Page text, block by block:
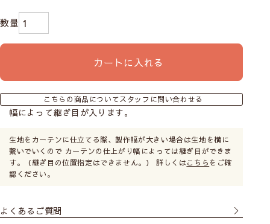
カートに入れる
こちらの商品についてスタッフに問い合わせる
幅によって継ぎ目が入ります。
生地をカーテンに仕立てる際、製作幅が大きい場合は生地を横に
繋いでいくので カーテンの仕上がり幅によっては継ぎ目ができま
す。（継ぎ目の位置指定はできません。） 詳しくはこちら をご確
認ください。
よくあるご質問